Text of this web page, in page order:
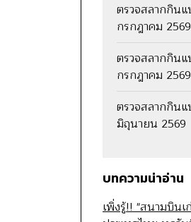
ตรวจสลากกินแ
กรกฎาคม 2569
ตรวจสลากกินแ
กรกฎาคม 2569
ตรวจสลากกินแ
มิถุนายน 2569
บทความน่าอ่าน
เพิ่งรู้!! "สนามบินเ